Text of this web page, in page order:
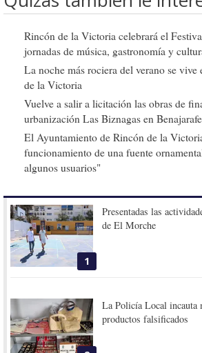
Rincón de la Victoria celebrará el
jornadas de música, gastronomía y
La noche más rociera del verano se vive
de la Victoria
Vuelve a salir a licitación las obras de
urbanización Las Biznagas en Benajarafe
El Ayuntamiento de Rincón de la
funcionamiento de una fuente
algunos usuarios"
1
Presentadas las
de El Morche
La Policía Local incauta
productos falsificados